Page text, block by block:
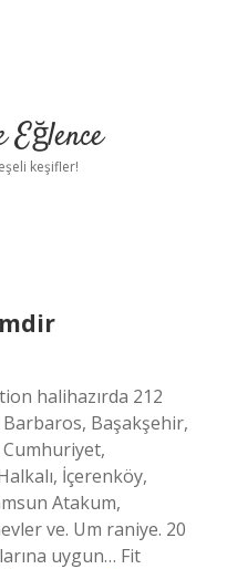
Eğlence
keşifler!
halihazırda 212
Başakşehir,
İçerenköy,
Atakum,
ve. Um raniye. 20
uygun… Fit